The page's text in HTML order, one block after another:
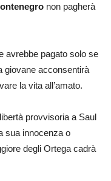
non pagherà
avrebbe pagato solo se
giovane acconsentirà
la vita all’amato.
provvisoria a Saul
sua innocenza o
degli Ortega cadrà